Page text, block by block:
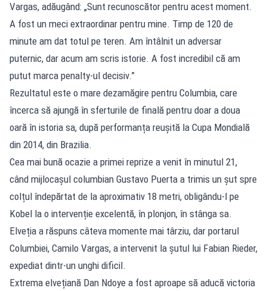
Vargas, adăugând: „Sunt recunoscător pentru acest moment.
A fost un meci extraordinar pentru mine. Timp de 120 de
minute am dat totul pe teren. Am întâlnit un adversar
puternic, dar acum am scris istorie. A fost incredibil că am
putut marca penalty-ul decisiv.”
Rezultatul este o mare dezamăgire pentru Columbia, care
încerca să ajungă în sferturile de finală pentru doar a doua
oară în istoria sa, după performanța reușită la Cupa Mondială
din 2014, din Brazilia.
Cea mai bună ocazie a primei reprize a venit în minutul 21,
când mijlocașul columbian Gustavo Puerta a trimis un șut spre
colțul îndepărtat de la aproximativ 18 metri, obligându-l pe
Kobel la o intervenție excelentă, în plonjon, în stânga sa.
Elveția a răspuns câteva momente mai târziu, dar portarul
Columbiei, Camilo Vargas, a intervenit la șutul lui Fabian Rieder,
expediat dintr-un unghi dificil.
Extrema elvețiană Dan Ndoye a fost aproape să aducă victoria